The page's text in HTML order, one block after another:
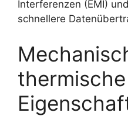
Interferenzen (EMI)
schnellere
thermische